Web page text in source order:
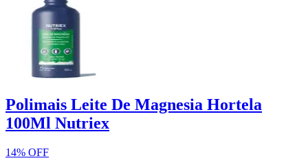
Polimais Leite De Magnesia Hortela
100Ml Nutriex
14% OFF